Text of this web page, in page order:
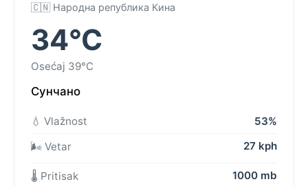
🇨🇳 Народна република Кина
34°C
Osećaj 39°C
Сунчано
💧 Vlažnost
53%
🌬️ Vetar
27 kph
🌡️ Pritisak 1000 mb